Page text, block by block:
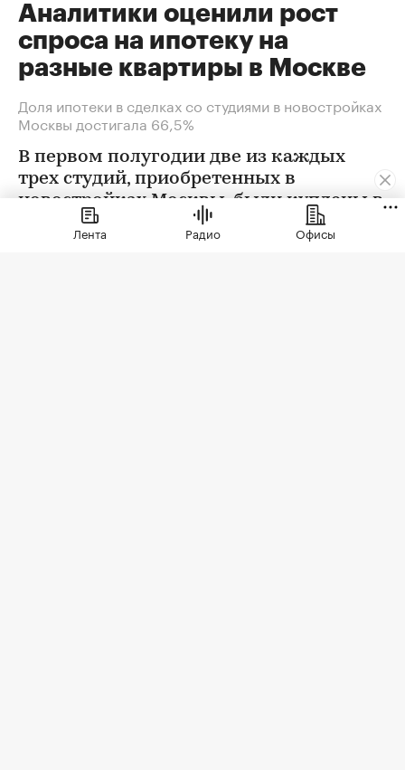
Аналитики оценили рост
спроса на ипотеку на
разные квартиры в Москве
Доля ипотеки в сделках со студиями в новостройках
Москвы достигала 66,5%
В первом полугодии две из каждых
трех студий, приобретенных в
новостройках Москвы, были куплены в
ипотеку. В сегменте трешек ипотечных
сделок менее половины, а среди
Лента Радио Офисы